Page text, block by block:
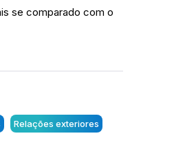
se comparado com o
Relações exteriores